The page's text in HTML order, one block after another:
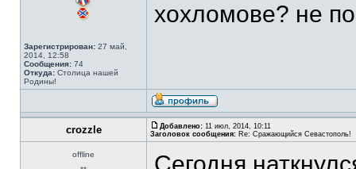
Зарегистрирован: 27 май,
2014, 12:58
Сообщения: 74
Откуда: Столица нашей
Родины!
хохломове? не
crozzle Добавлено: 11 июл, 2014, 10:11
Заголовок сообщения: Re: Сражающийся Севастополь!
offline